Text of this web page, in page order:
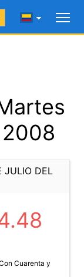
JULIO DEL
Cuarenta y